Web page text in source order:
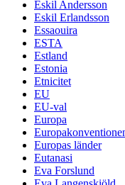
Eskil Andersson
Eskil Erlandsson
Essaouira
ESTA
Estland
Estonia
Etnicitet
EU
EU-val
Europa
Europas länder
Eutanasi
Eva Forslund